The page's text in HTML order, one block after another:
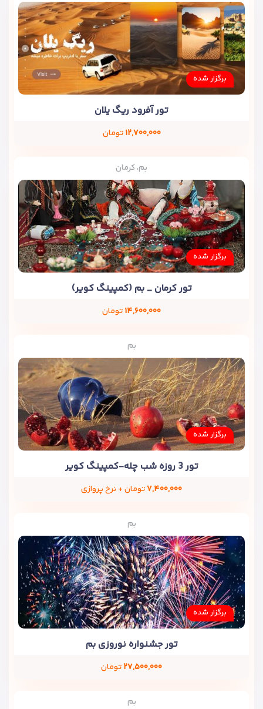
برگزار شده
تور آفرود ریگ یلان
۱۲,۷۰۰,۰۰۰تومان
بم، کرمان
برگزار شده
تور کرمان _ بم (کمپینگ کویر)
۱۴,۶۰۰,۰۰۰تومان
بم
برگزار شده
تور 3 روزه شب چله-کمپینگ کویر
۷,۴۰۰,۰۰۰تومان + نرخ پروازی
بم
برگزار شده
تور جشنواره نوروزی بم
۲۷,۵۰۰,۰۰۰تومان
بم